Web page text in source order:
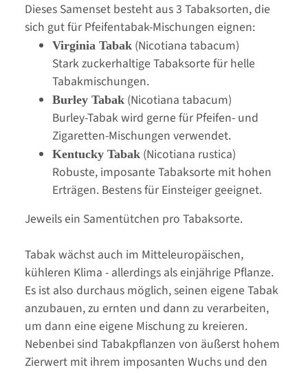
Dieses Samenset besteht aus 3 Tabaksorten, die
sich gut für Pfeifentabak-Mischungen eignen:
Virginia Tabak (Nicotiana tabacum)
Stark zuckerhaltige Tabaksorte für helle
Tabakmischungen.
Burley Tabak (Nicotiana tabacum)
Burley-Tabak wird gerne für Pfeifen- und
Zigaretten-Mischungen verwendet.
Kentucky Tabak (Nicotiana rustica)
Robuste, imposante Tabaksorte mit hohen
Erträgen. Bestens für Einsteiger geeignet.
Jeweils ein Samentütchen pro Tabaksorte.
Tabak wächst auch im Mitteleuropäischen,
kühleren Klima - allerdings als einjährige Pflanze.
Es ist also durchaus möglich, seinen eigene Tabak
anzubauen, zu ernten und dann zu verarbeiten,
um dann eine eigene Mischung zu kreieren.
Nebenbei sind Tabakpflanzen von äußerst hohem
Zierwert mit ihrem imposanten Wuchs und den